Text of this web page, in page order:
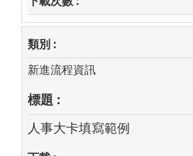
新進流程資訊
人事大卡填寫範例